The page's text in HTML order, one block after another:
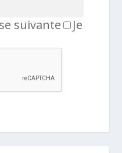
suivante
Je